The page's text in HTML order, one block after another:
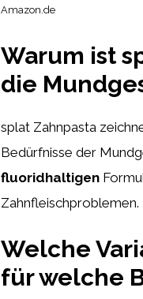
Amazon.de
Warum ist
die
splat Zahnpasta
Bedürfnisse der
fluoridhaltigen
Zahnfleischproblemen.
Welche
für welche